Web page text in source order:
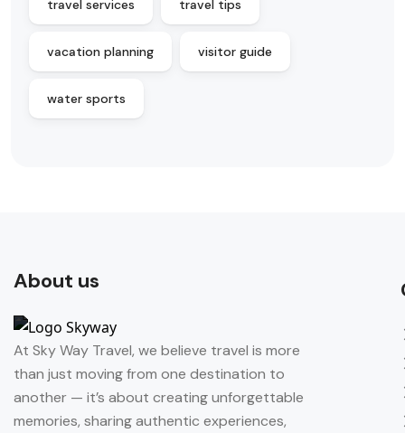
travel services travel tips
vacation planning visitor guide
water sports
About us
At Sky Way Travel, we believe travel is more
than just moving from one destination to
another — it’s about creating unforgettable
memories, sharing authentic experiences,